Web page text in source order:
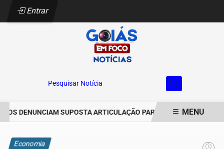
Entrar
Pesquisar Notícia
DENUNCIAM SUPOSTA ARTICULAÇÃO PARA INVASÕES DEMENU
Economia